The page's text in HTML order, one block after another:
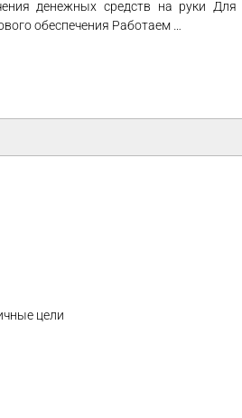
денежных средств на руки Для
обеспечения Работаем …
цели